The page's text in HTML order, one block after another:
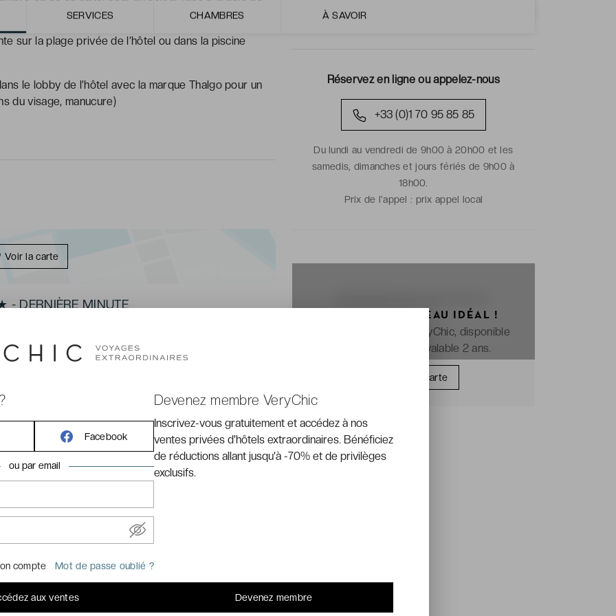
SERVICES CHAMBRES À SAVOIR
mer Méditerranée.
sur la plage privée de l’hôtel ou dans la piscine
le lobby de l’hôtel avec la marque Thalgo pour un
du visage, manucure)
Voir la carte
DERNIÈRE MINUTE
à
à environ 7 kilomètres de
de l’hôtel (environ 5min de route)
: 1
veuillez consulter le site de la SNCF.
Réservez en ligne ou appelez-nous
+33 (0)1 70 95 85 85
Du lundi au vendredi de 9h00 à 20h00 et les
samedis, dimanches et jours fériés de 9h00 à
18h00.
Prix de l'appel : prix appel local
OFFREZ LE CADEAU IDÉAL !
La e-carte cadeau VeryChic, disponible
immédiatement et valable 2 ans.
Offrir une carte
Facebook
ou par email
compte Mot de passe oublié ?
aux ventes
Devenez membre VeryChic
Inscrivez-vous gratuitement et accédez à nos
ventes privées d'hôtels extraordinaires. Bénéficiez
de réductions allant jusqu'à -70% et de privilèges
exclusifs.
Devenez membre